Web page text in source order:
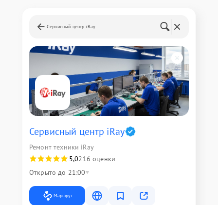
Сервисный центр iRay
Сервисный центр iRay
Ремонт техники iRay
5,0216 оценки
Открыто до 21:00
Маршрут